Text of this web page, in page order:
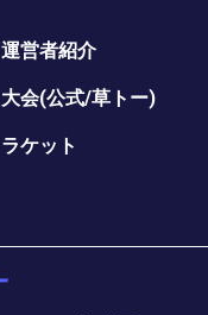
運営者紹介
大会(公式/草トー)
ラケット